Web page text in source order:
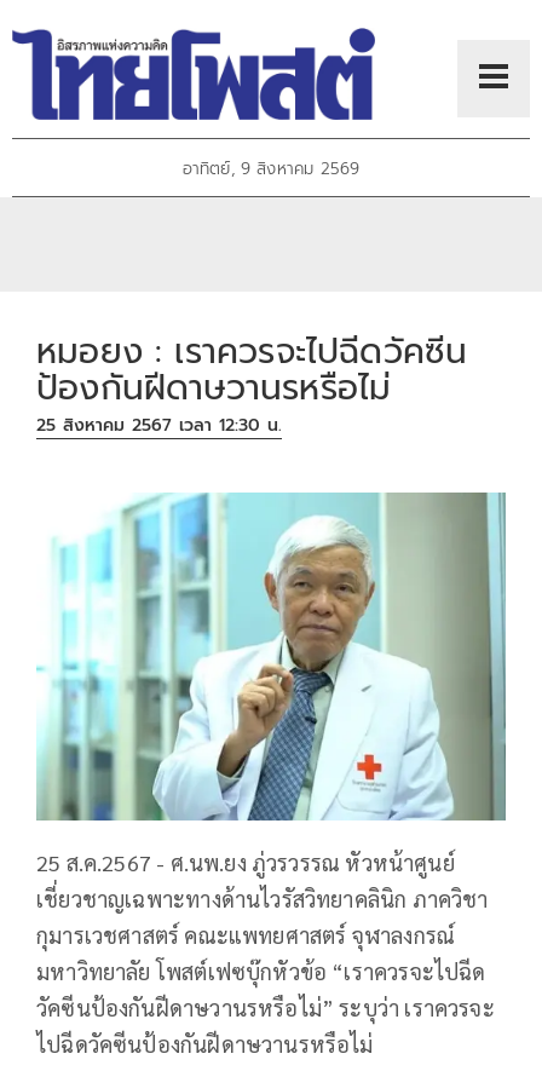
อาทิตย์, 9 สิงหาคม 2569
หมอยง : เราควรจะไปฉีดวัคซีน
ป้องกันฝีดาษวานรหรือไม่
25 สิงหาคม 2567 เวลา 12:30 น.
25 ส.ค.2567 - ศ.นพ.ยง ภู่วรวรรณ หัวหน้าศูนย์
เชี่ยวชาญเฉพาะทางด้านไวรัสวิทยาคลินิก ภาควิชา
กุมารเวชศาสตร์ คณะแพทยศาสตร์ จุฬาลงกรณ์
มหาวิทยาลัย โพสต์เฟซบุ๊กหัวข้อ “เราควรจะไปฉีด
วัคซีนป้องกันฝีดาษวานรหรือไม่” ระบุว่า เราควรจะ
ไปฉีดวัคซีนป้องกันฝีดาษวานรหรือไม่